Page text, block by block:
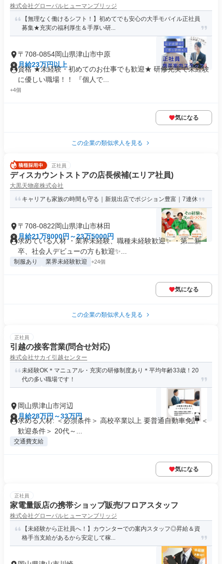
株式会社グローバルヒューマンブリッジ
【無理なく働けるシフト！】初めてでも安心の大手モバイル正社員
募集★充実の福利厚生＆手厚い研...
〒708-0854岡山県津山市中原
月給23万円以上
資格 ★未経験・初めてのお仕事でも歓迎★ 研修充実で未経験
に優しい職場！！ 『個人で...
+4個
気になる
この企業の類似求人を見る
正社員
ディスカウントストアの店長候補(エリア社員)
大黒天物産株式会社
キャリアも家族の時間も守る｜新規出店でポジション豊富｜7連休
〒708-0822岡山県津山市林田
月給21万8000円～23万5000円
求めている人材 ・業界未経験、職種未経験歓迎✨ ・第二新
卒、社会人デビューの方も歓迎✨...
制服あり 業界未経験歓迎 +24個
気になる
この企業の類似求人を見る
正社員
引越の接客営業(問合せ対応)
株式会社サカイ引越センター
未経験OK＊マニュアル・充実の研修制度あり＊平均年齢33歳！20
代の多い職場です！
岡山県津山市河辺
月給28万円～33万円
求める人材: ＜必須条件＞ 高校卒業以上 要普通自動車免許 ＜
歓迎条件＞ 20代～...
交通費支給
気になる
正社員
家電量販店の携帯ショップ販売/フロアスタッフ
株式会社グローバルヒューマンブリッジ
【未経験から正社員へ！】カウンターでの案内スタッフ◎昇給＆資
格手当支給があるから安定して稼...